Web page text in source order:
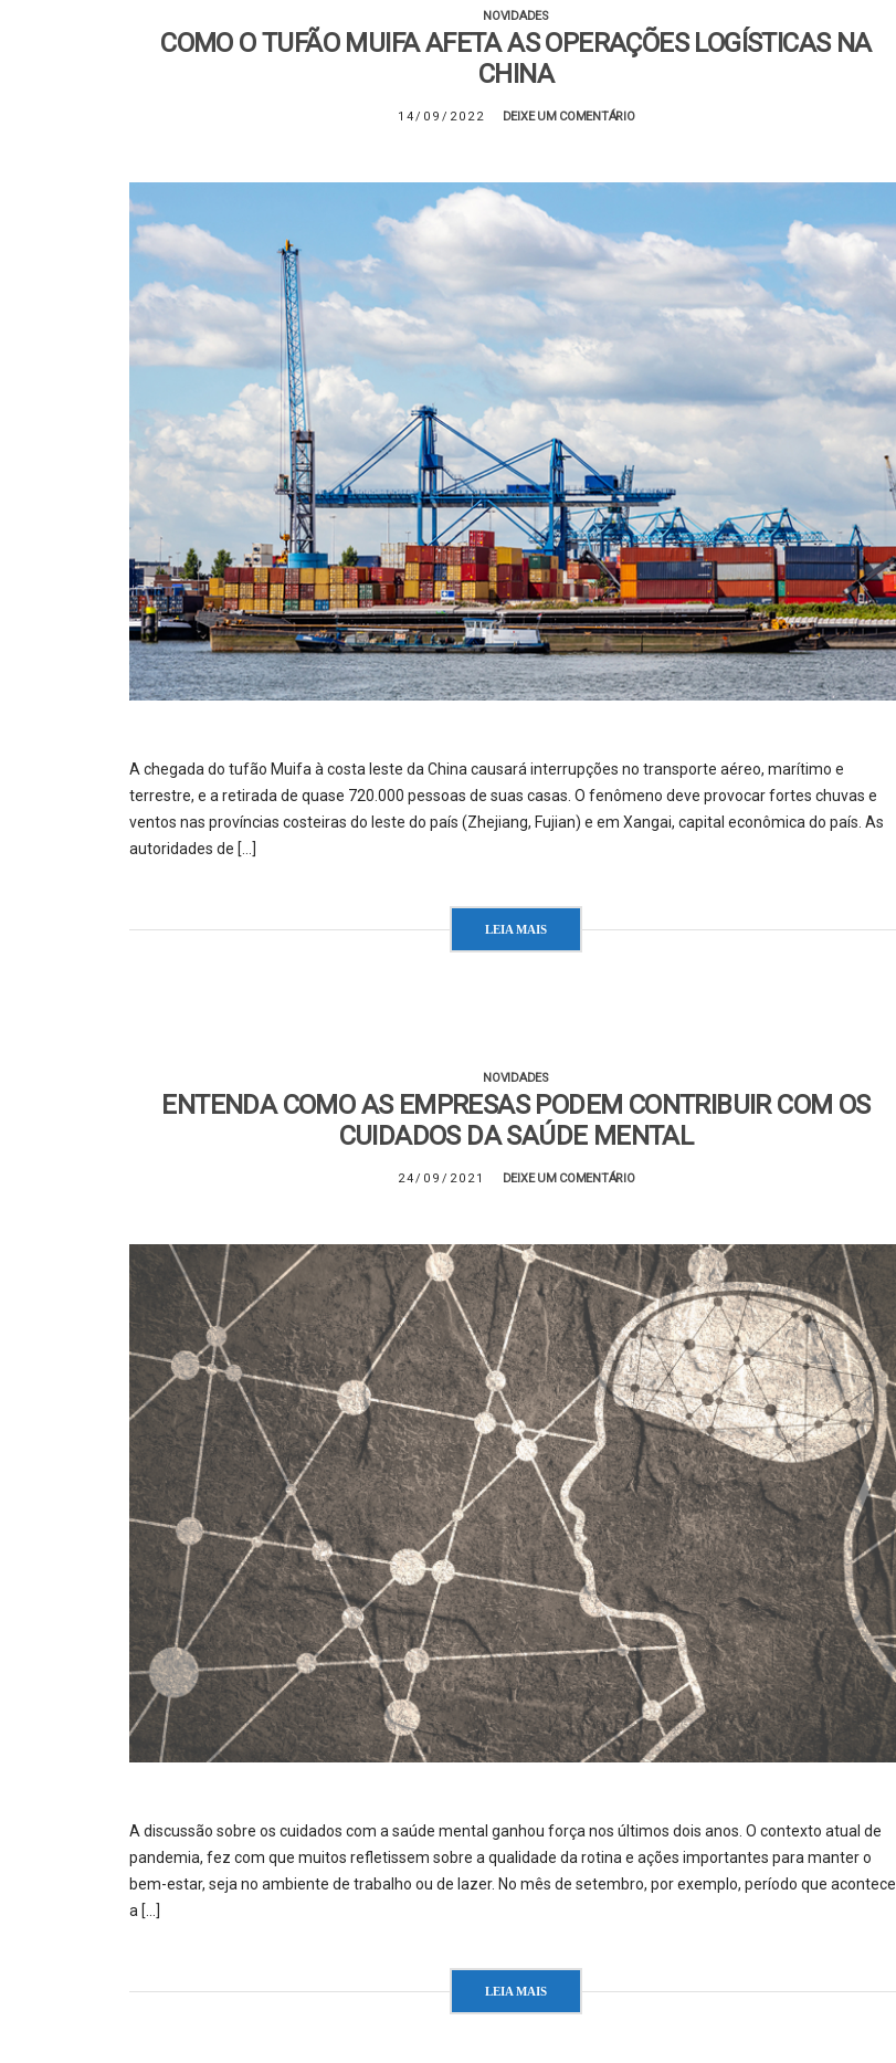
NOVIDADES
COMO O TUFÃO MUIFA AFETA AS OPERAÇÕES LOGÍSTICAS NA
CHINA
14/09/2022 DEIXE UM COMENTÁRIO
A chegada do tufão Muifa à costa leste da China causará interrupções no transporte aéreo, marítimo e
terrestre, e a retirada de quase 720.000 pessoas de suas casas. O fenômeno deve provocar fortes chuvas e
ventos nas províncias costeiras do leste do país (Zhejiang, Fujian) e em Xangai, capital econômica do país. As
autoridades de […]
LEIA MAIS
NOVIDADES
ENTENDA COMO AS EMPRESAS PODEM CONTRIBUIR COM OS
CUIDADOS DA SAÚDE MENTAL
24/09/2021 DEIXE UM COMENTÁRIO
A discussão sobre os cuidados com a saúde mental ganhou força nos últimos dois anos. O contexto atual de
pandemia, fez com que muitos refletissem sobre a qualidade da rotina e ações importantes para manter o
bem-estar, seja no ambiente de trabalho ou de lazer. No mês de setembro, por exemplo, período que acontece
a […]
LEIA MAIS